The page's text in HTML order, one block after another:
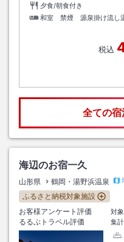
夕食/朝食付き
和室 禁煙 源泉掛け流し
税込
全ての
海辺のお宿一久
山形県 鶴岡・湯野浜温泉
ふるさと納税対象施設
お客様アンケート評価
対
るるぶトラベル評価
集